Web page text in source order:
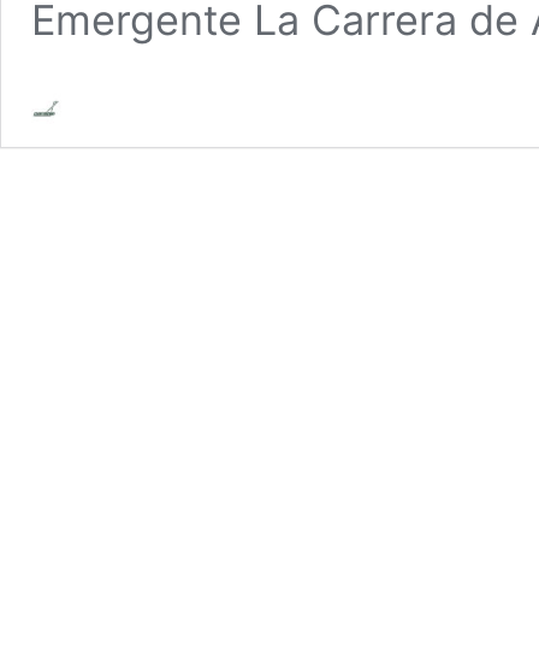
Emergente La Carrera